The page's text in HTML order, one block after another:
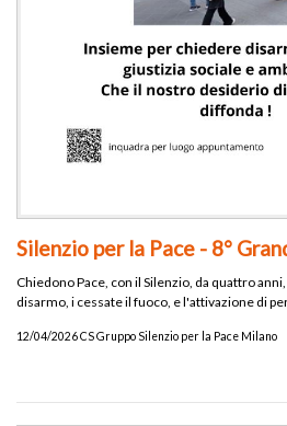
Silenzio per la Pace - 8°
Chiedono Pace, con il Silenzio, da quattro
disarmo, i cessate il fuoco, e l'attivazione di
12/04/2026 CS Gruppo Silenzio per la Pace Milano